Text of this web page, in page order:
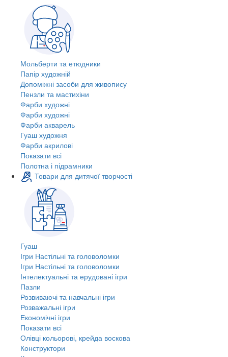
Мольберти та етюдники
Папір художній
Допоміжні засоби для живопису
Пензли та мастихіни
Фарби художні
Фарби художні
Фарби акварель
Гуаш художня
Фарби акрилові
Показати всі
Полотна і підрамники
Товари для дитячої творчості
Гуаш
Ігри Настільні та головоломки
Ігри Настільні та головоломки
Інтелектуальні та ерудовані ігри
Пазли
Розвиваючі та навчальні ігри
Розважальні ігри
Економічні ігри
Показати всі
Олівці кольорові, крейда воскова
Конструктори